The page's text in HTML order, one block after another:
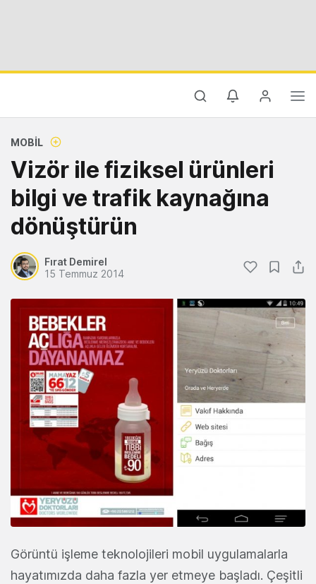
MOBIL
Vizör ile fiziksel ürünleri
bilgi ve trafik kaynağına
dönüştürün
Fırat Demirel
15 Temmuz 2014
Görüntü işleme teknolojileri mobil uygulamalarla
hayatımızda daha fazla yer etmeye başladı. Çeşitli